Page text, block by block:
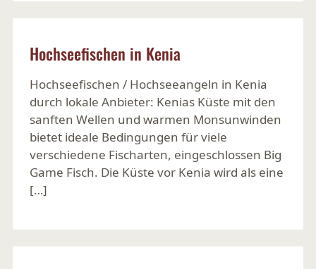
Hochseefischen in Kenia
Hochseefischen / Hochseeangeln in Kenia
durch lokale Anbieter: Kenias Küste mit den
sanften Wellen und warmen Monsunwinden
bietet ideale Bedingungen für viele
verschiedene Fischarten, eingeschlossen Big
Game Fisch. Die Küste vor Kenia wird als eine
[…]